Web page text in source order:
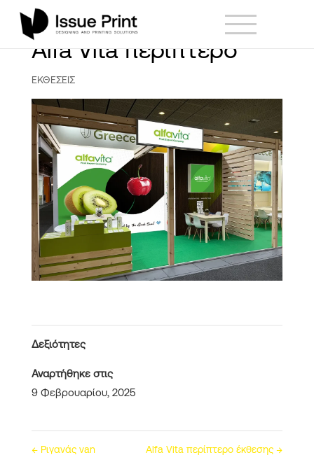
Alfa Vita περίπτερο
ΕΚΘΕΣΕΙΣ
Δεξιότητες
Αναρτήθηκε στις
9 Φεβρουαρίου, 2025
←Ριγανάς van Alfa Vita περίπτερο έκθεσης→